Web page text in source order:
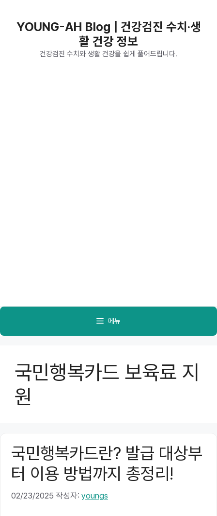
YOUNG-AH Blog | 건강검진 수치·생
활 건강 정보
건강검진 수치와 생활 건강을 쉽게 풀어드립니다.
메뉴
국민행복카드 보육료 지
원
국민행복카드란? 발급 대상부
터 이용 방법까지 총정리!
02/23/2025 작성자: youngs